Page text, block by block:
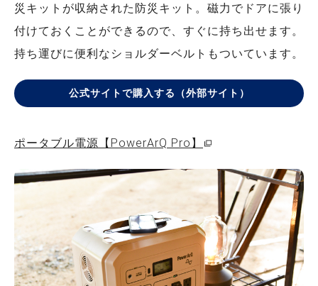
災キットが収納された防災キット。磁力でドアに張り
付けておくことができるので、すぐに持ち出せます。
持ち運びに便利なショルダーベルトもついています。
公式サイトで購入する（外部サイト）
ポータブル電源【PowerArQ Pro】